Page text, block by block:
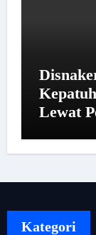
Lewat
Kategori